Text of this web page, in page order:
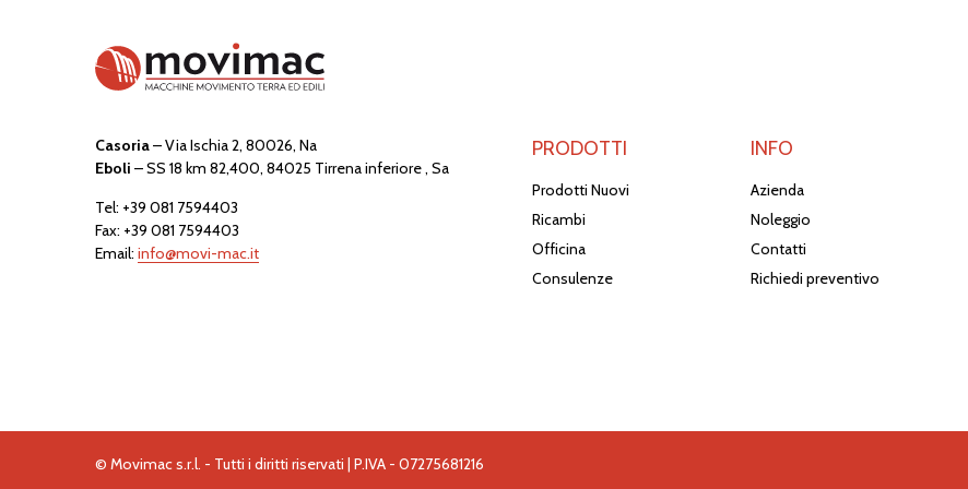
Casoria– Via Ischia 2, 80026, Na
Eboli – SS 18 km 82,400, 84025 Tirrena inferiore , Sa
Tel: +39 081 7594403
Fax: +39 081 7594403
Email: info@movi-mac.it
PRODOTTI
Prodotti Nuovi
Ricambi
Officina
Consulenze
INFO
Azienda
Noleggio
Contatti
Richiedi preventivo
© Movimac s.r.l. - Tutti i diritti riservati | P.IVA - 07275681216